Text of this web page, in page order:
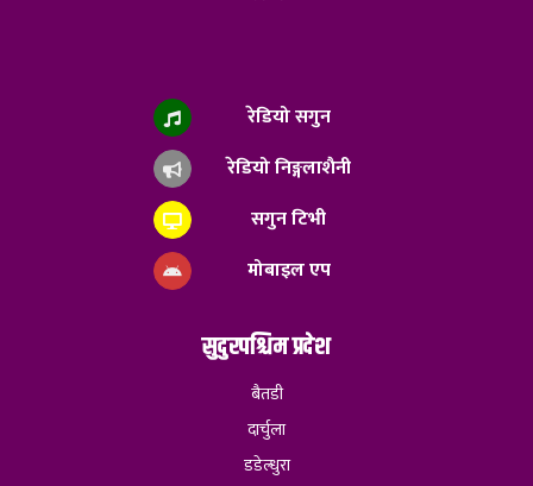
रेडियो सगुन
रेडियो निङ्गलाशैनी
सगुन टिभी
मोबाइल एप
सुदुरपश्चिम प्रदेश
बैतडी
दार्चुला
डडेल्धुरा